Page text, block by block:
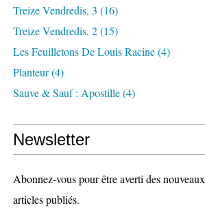
Treize Vendredis, 3 (16)
Treize Vendredis, 2(15)
Les Feuilletons De Louis Racine(4)
Planteur(4)
Sauve & Sauf : Apostille(4)
Newsletter
Abonnez-vous pour être averti des nouveaux
articles publiés.